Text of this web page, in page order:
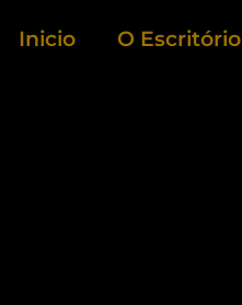
Inicio O Escritório